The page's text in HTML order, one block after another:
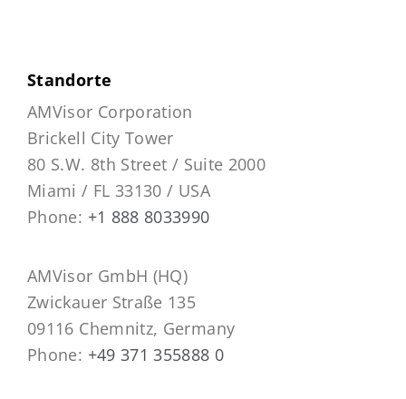
Standorte
AMVisor Corporation
Brickell City Tower
80 S.W. 8th Street / Suite 2000
Miami / FL 33130 / USA
Phone: +1 888 8033990
AMVisor GmbH (HQ)
Zwickauer Straße 135
09116 Chemnitz, Germany
Phone: +49 371 355888 0